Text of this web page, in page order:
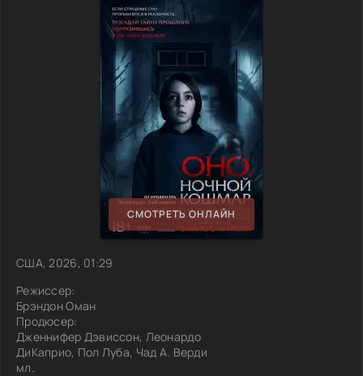
СМОТРЕТЬ ОНЛАЙН
США, 2026, 01:29
Режиссер:
Брэндон Оман
Продюсер:
Дженнифер Дэвиссон, Леонардо
ДиКаприо, Пол Луба, Чад А. Верди
мл.